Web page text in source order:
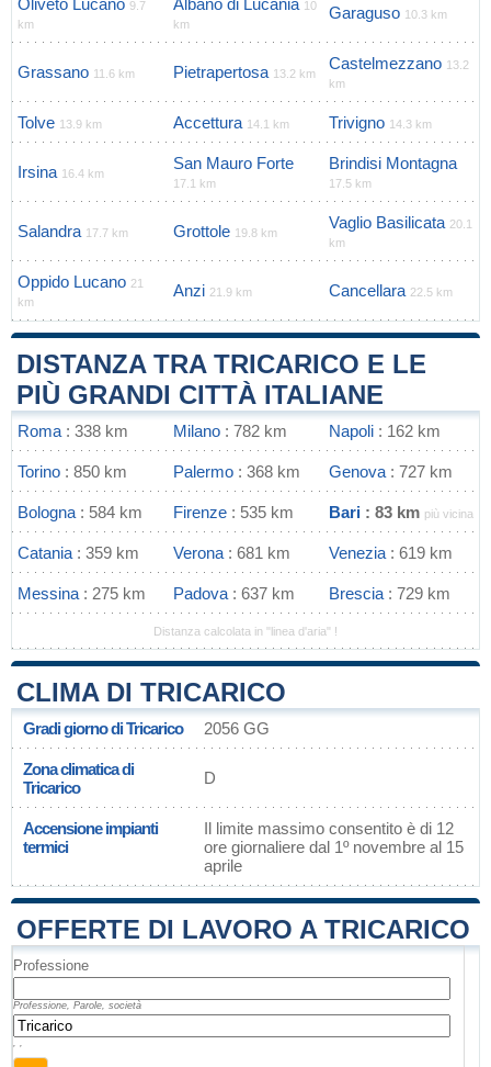
Oliveto Lucano 9.7
km
Albano di Lucania 10
km
Garaguso 10.3 km
Grassano 11.6 km Pietrapertosa 13.2 km
Castelmezzano 13.2
km
Tolve 13.9 km Accettura 14.1 km Trivigno 14.3 km
Irsina 16.4 km
San Mauro Forte
17.1 km
Brindisi Montagna
17.5 km
Salandra 17.7 km Grottole 19.8 km
Vaglio Basilicata 20.1
km
Oppido Lucano 21
km
Anzi 21.9 km Cancellara 22.5 km
DISTANZA TRA TRICARICO E LE
PIÙ GRANDI CITTÀ ITALIANE
Roma : 338 km Milano : 782 km Napoli : 162 km
Torino : 850 km Palermo : 368 km Genova : 727 km
Bologna : 584 km Firenze : 535 km Bari : 83 km più vicina
Catania : 359 km Verona : 681 km Venezia : 619 km
Messina : 275 km Padova : 637 km Brescia : 729 km
Distanza calcolata in "linea d'aria" !
CLIMA DI TRICARICO
Gradi giorno di Tricarico 2056 GG
Zona climatica di
Tricarico
D
Accensione impianti
termici
Il limite massimo consentito è di 12
ore giornaliere dal 1º novembre al 15
aprile
OFFERTE DI LAVORO A TRICARICO
Professione
Professione, Parole, società
, ,